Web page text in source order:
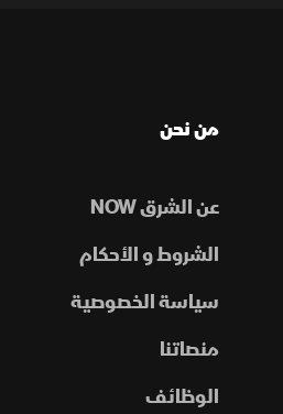
من نحن
عن الشرق NOW
الشروط و الأحكام
سياسة الخصوصية
منصاتنا
الوظائف